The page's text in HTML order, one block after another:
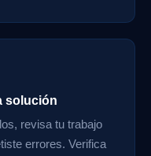
solución
revisa tu trabajo
errores. Verifica